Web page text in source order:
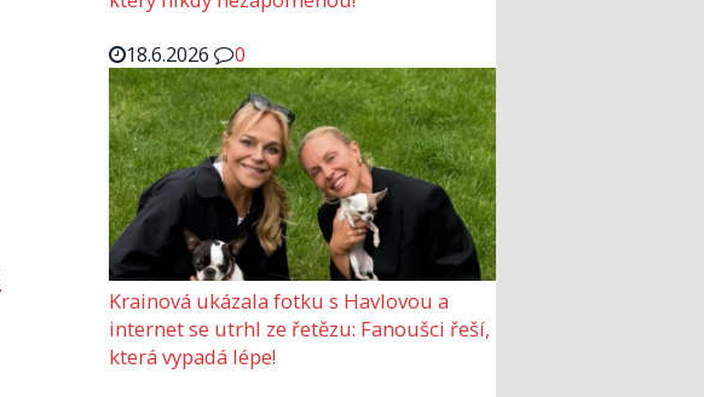
18.6.2026
0
Krainová ukázala fotku s Havlovou a
internet se utrhl ze řetězu: Fanoušci řeší,
která vypadá lépe!